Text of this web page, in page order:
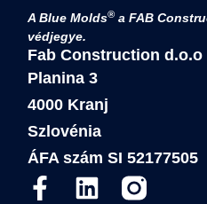
A Blue Molds® a FAB
védjegye.
Fab Construction d.o.o
Planina 3
4000 Kranj
Szlovénia
ÁFA szám SI 52177505